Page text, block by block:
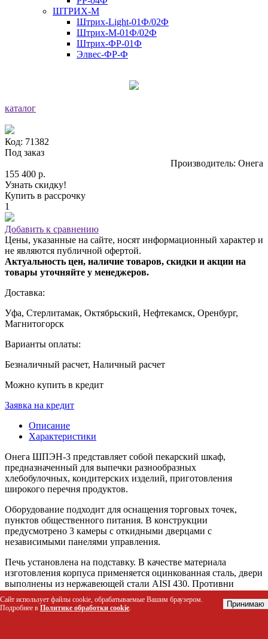
ШТРИХ-М
Штрих-Light-01Ф/02Ф
Штрих-М-01Ф/02Ф
Штрих-ФР-01Ф
Элвес-ФР-Ф
каталог
Код: 71382
Под заказ
Производитель: Онега
155 400 р.
Узнать скидку!
Купить в рассрочку
1
Добавить к сравнению
Цены, указанные на сайте, носят информационный характер и
не являются публичной офертой.
Актуальность цен, наличие товаров, скидки и акции на
товары уточняйте у менеджеров.
Доставка:
Уфа, Стерлитамак, Октябрьский, Нефтекамск, Оренбург,
Магнитогорск
Варианты оплаты:
Безналичный расчет, Наличный расчет
Можно купить в кредит
Заявка на кредит
Описание
Характеристики
Онега ШПЭН-3 представляет собой пекарский шкаф,
предназначенный для выпечки разнообразных
хлебобулочных, кондитерских изделий, приготовления
широкого перечня продуктов.
Оборудование подходит для оснащения торговых точек,
пунктов общественного питания. В конструкции
предусмотрено 3 камеры с откидными дверцами с
независимыми панелями управления.
Печь установлена на подставку. В качестве материала
изготовления корпуса применяется оцинкованная сталь, двери
выполнены из нержавеющей стали AISI 430. Противни
произведены из углеродистой стали.
Сайт использует файлы cookie, обрабатываемые Вашим браузером.
Подробнее в Политике обработки cookie. Принимаю